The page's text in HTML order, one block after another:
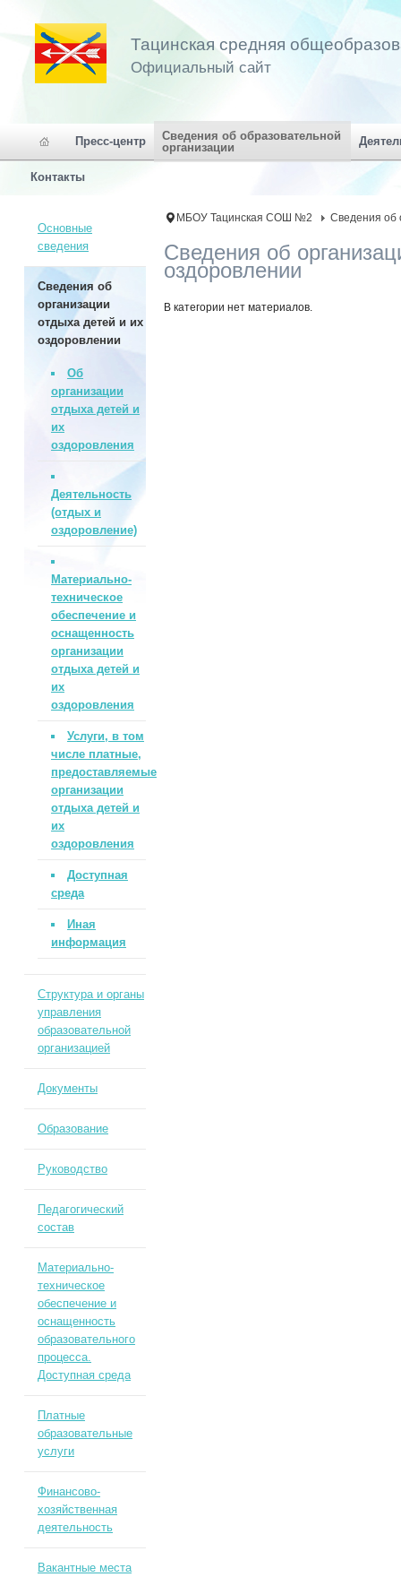
Тацинская средняя
Официальный сайт
Пресс-центр
Сведения об образовательной
организации
Контакты
МБОУ Тацинская СОШ №2 Сведения об
Сведения об
оздоровлении
В категории нет материалов.
Основные
сведения
Сведения об
организации
отдыха детей и их
оздоровлении
Об
организации
отдыха детей и
их
оздоровления
Деятельность
(отдых и
оздоровление)
Материально-
техническое
обеспечение и
оснащенность
организации
отдыха детей и
их
оздоровления
Услуги, в том
числе платные,
предоставляемые
организации
отдыха детей и
их
оздоровления
Доступная
среда
Иная
информация
Структура и органы
управления
образовательной
организацией
Документы
Образование
Руководство
Педагогический
состав
Материально-
техническое
обеспечение и
оснащенность
образовательного
процесса.
Доступная среда
Платные
образовательные
услуги
Финансово-
хозяйственная
деятельность
Вакантные места